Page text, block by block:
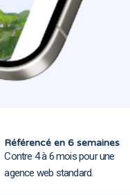
Référencé en 6 semaines
Contre 4 à 6 mois pour une
agence web standard.